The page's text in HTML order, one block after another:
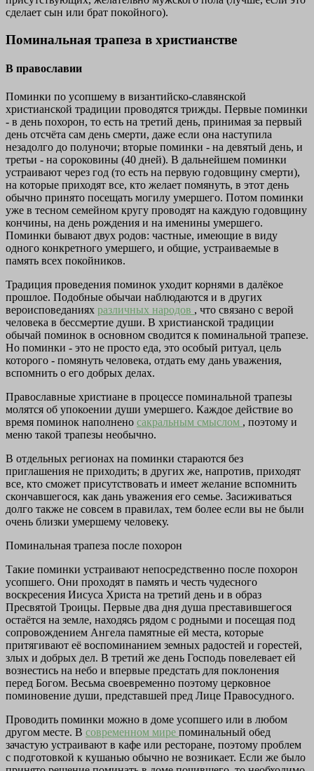
сделает сын или брат покойного).
Поминальная трапеза в христианстве
В православии
Поминки по усопшему в византийско-славянской
христианской традиции проводятся трижды. Первые поминки
- в день похорон, то есть на третий день, принимая за первый
день отсчёта сам день смерти, даже если она наступила
незадолго до полуночи; вторые поминки - на девятый день, и
третьи - на сороковины (40 дней). В дальнейшем поминки
устраивают через год (то есть на первую годовщину смерти),
на которые приходят все, кто желает помянуть, в этот день
обычно принято посещать могилу умершего. Потом поминки
уже в тесном семейном кругу проводят на каждую годовщину
кончины, на день рождения и на именины умершего.
Поминки бывают двух родов: частные, имеющие в виду
одного конкретного умершего, и общие, устраиваемые в
память всех покойников.
Традиция проведения поминок уходит корнями в далёкое
прошлое. Подобные обычаи наблюдаются и в других
вероисповеданиях различных народов , что связано с верой
человека в бессмертие души. В христианской традиции
обычай поминок в основном сводится к поминальной трапезе.
Но поминки - это не просто еда, это особый ритуал, цель
которого - помянуть человека, отдать ему дань уважения,
вспомнить о его добрых делах.
Православные христиане в процессе поминальной трапезы
молятся об упокоении души умершего. Каждое действие во
время поминок наполнено сакральным смыслом , поэтому и
меню такой трапезы необычно.
В отдельных регионах на поминки стараются без
приглашения не приходить; в других же, напротив, приходят
все, кто сможет присутствовать и имеет желание вспомнить
скончавшегося, как дань уважения его семье. Засиживаться
долго также не совсем в правилах, тем более если вы не были
очень близки умершему человеку.
Поминальная трапеза после похорон
Такие поминки устраивают непосредственно после похорон
усопшего. Они проходят в память и честь чудесного
воскресения Иисуса Христа на третий день и в образ
Пресвятой Троицы. Первые два дня душа преставившегося
остаётся на земле, находясь рядом с родными и посещая под
сопровождением Ангела памятные ей места, которые
притягивают её воспоминанием земных радостей и горестей,
злых и добрых дел. В третий же день Господь повелевает ей
вознестись на небо и впервые предстать для поклонения
перед Богом. Весьма своевременно поэтому церковное
поминовение души, представшей пред Лице Правосудного.
Проводить поминки можно в доме усопшего или в любом
другом месте. В современном мире поминальный обед
зачастую устраивают в кафе или ресторане, поэтому проблем
с подготовкой к кушанью обычно не возникает. Если же было